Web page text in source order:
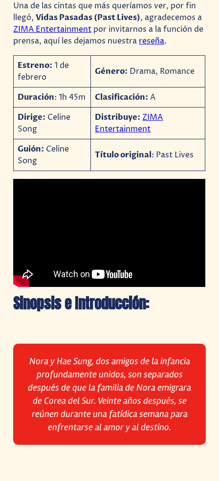
Una de las cintas que más queríamos ver, por fin
llegó,Vidas Pasadas (Past Lives), agradecemos a
ZIMA Entertainmentpor invitarnos a la función de
prensa, aquí les dejamos nuestrareseña.
Estreno: 1 de
febrero
Género: Drama, Romance
Duración: 1h 45m Clasificación: A
Dirige: Celine
Song
Distribuye: ZIMA
Entertainment
Guión: Celine
Song
Título original: Past Lives
Sinopsis e Introducción:
Nora y Hae Sung, dos amigos de la infancia
profundamente unidos, son separados
después de que la familia de Nora emigrara
de Corea del Sur. Veinte años después, se
reúnen durante una fatídica semana para
enfrentarse al amor y al destino.